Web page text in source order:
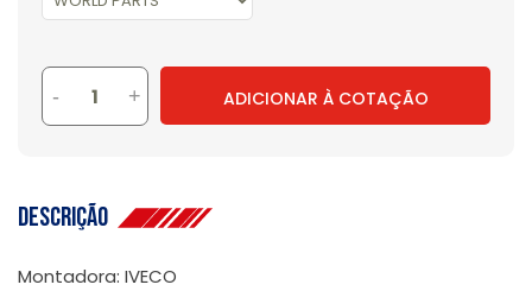
- + ADICIONAR À COTAÇÃO
Descrição
Montadora: IVECO